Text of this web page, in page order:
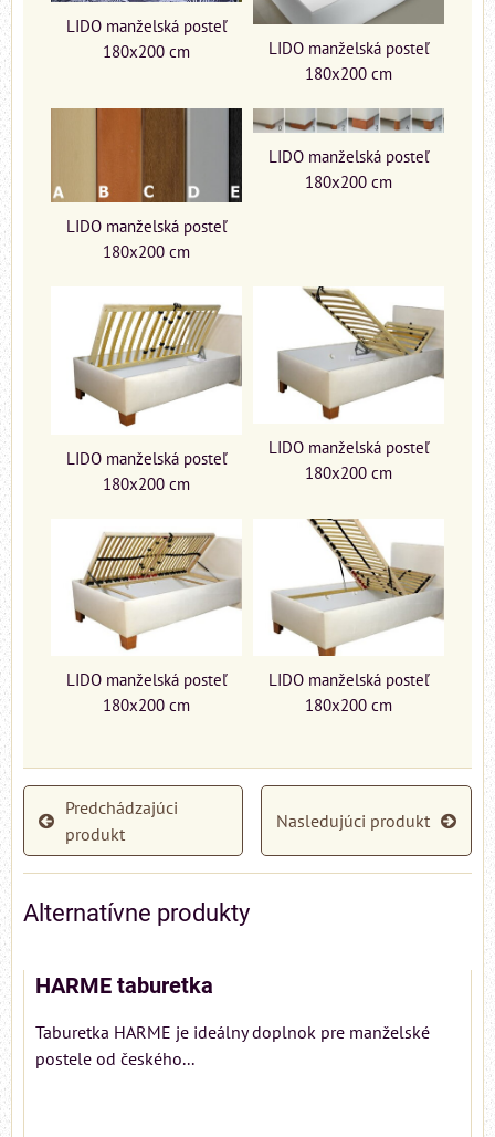
LIDO manželská posteľ
180x200 cm
LIDO manželská posteľ
180x200 cm
LIDO manželská posteľ
180x200 cm
LIDO manželská posteľ
180x200 cm
LIDO manželská posteľ
180x200 cm
LIDO manželská posteľ
180x200 cm
LIDO manželská posteľ
180x200 cm
LIDO manželská posteľ
180x200 cm
Predchádzajúci
produkt
Nasledujúci produkt
Alternatívne produkty
HARME taburetka
Taburetka HARME je ideálny doplnok pre manželské
postele od českého...